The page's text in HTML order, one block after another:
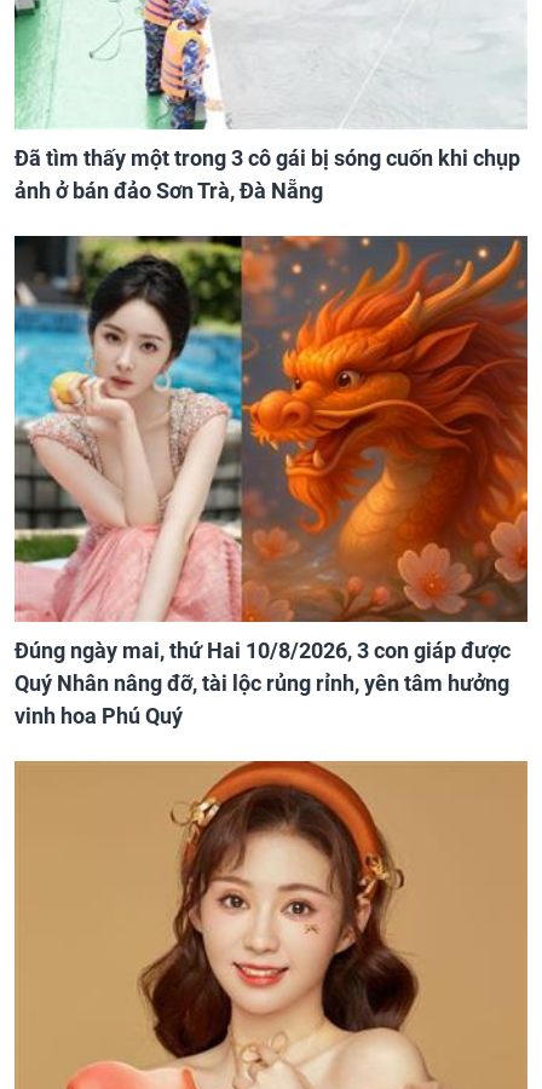
Đã tìm thấy một trong 3 cô gái bị sóng cuốn khi chụp
ảnh ở bán đảo Sơn Trà, Đà Nẵng
Đúng ngày mai, thứ Hai 10/8/2026, 3 con giáp được
Quý Nhân nâng đỡ, tài lộc rủng rỉnh, yên tâm hưởng
vinh hoa Phú Quý